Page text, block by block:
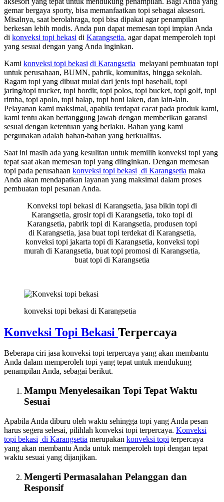
gemar bergaya sporty, bisa memanfaatkan topi sebagai aksesori.
Misalnya, saat berolahraga, topi bisa dipakai agar penampilan
berkesan lebih modis. Anda pun dapat memesan topi impian Anda
di konveksi topi bekasi di Karangsetia, agar dapat memperoleh topi
yang sesuai dengan yang Anda inginkan.
Kami konveksi topi bekasi di Karangsetia melayani pembuatan topi
untuk perusahaan, BUMN, pabrik, komunitas, hingga sekolah.
Ragam topi yang dibuat mulai dari jenis topi baseball, topi
jaring/topi trucker, topi bordir, topi polos, topi bucket, topi golf, topi
rimba, topi apolo, topi balap, topi boni laken, dan lain-lain.
Pelayanan kami maksimal, apabila terdapat cacat pada produk kami,
kami tentu akan bertanggung jawab dengan memberikan garansi
sesuai dengan ketentuan yang berlaku. Bahan yang kami
pergunakan adalah bahan-bahan yang berkualitas.
Saat ini masih ada yang kesulitan untuk memilih konveksi topi yang
tepat saat akan memesan topi yang diinginkan. Dengan memesan
topi pada perusahaan konveksi topi bekasi di Karangsetia maka
Anda akan mendapatkan layanan yang maksimal dalam proses
pembuatan topi pesanan Anda.
Konveksi topi bekasi di Karangsetia, jasa bikin topi di
Karangsetia, grosir topi di Karangsetia, toko topi di
Karangsetia, pabrik topi di Karangsetia, produsen topi
di Karangsetia, jasa buat topi terdekat di Karangsetia,
konveksi topi jakarta topi di Karangsetia, konveksi topi
murah di Karangsetia, buat topi promosi di Karangsetia,
buat topi di Karangsetia
konveksi topi bekasi di Karangsetia
Konveksi Topi Bekasi Terpercaya
Beberapa ciri jasa konveksi topi terpercaya yang akan membantu
Anda dalam memperoleh topi yang tepat untuk mendukung
penampilan Anda, sebagai berikut.
Mampu Menyelesaikan Topi Tepat Waktu
Sesuai
Apabila Anda diburu oleh waktu sehingga topi yang Anda pesan
harus segera selesai, pilihlah konveksi topi terpercaya. Konveksi
topi bekasi di Karangsetia merupakan konveksi topi terpercaya
yang akan membantu Anda untuk memperoleh topi dengan tepat
waktu sesuai yang dijanjikan.
Mengerti Permasalahan Pelanggan dan
Responsif